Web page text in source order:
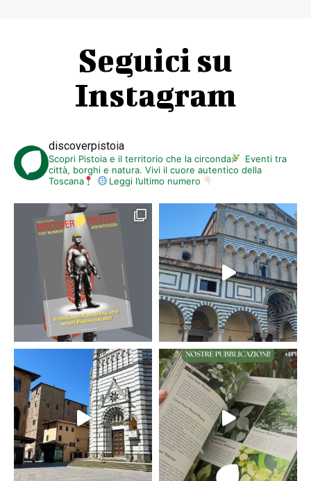
Seguici su
Instagram
discoverpistoia
Scopri Pistoia e il territorio che la circonda
Eventi tra
città, borghi e natura. Vivi il cuore autentico della
Toscana
Leggi l’ultimo numero